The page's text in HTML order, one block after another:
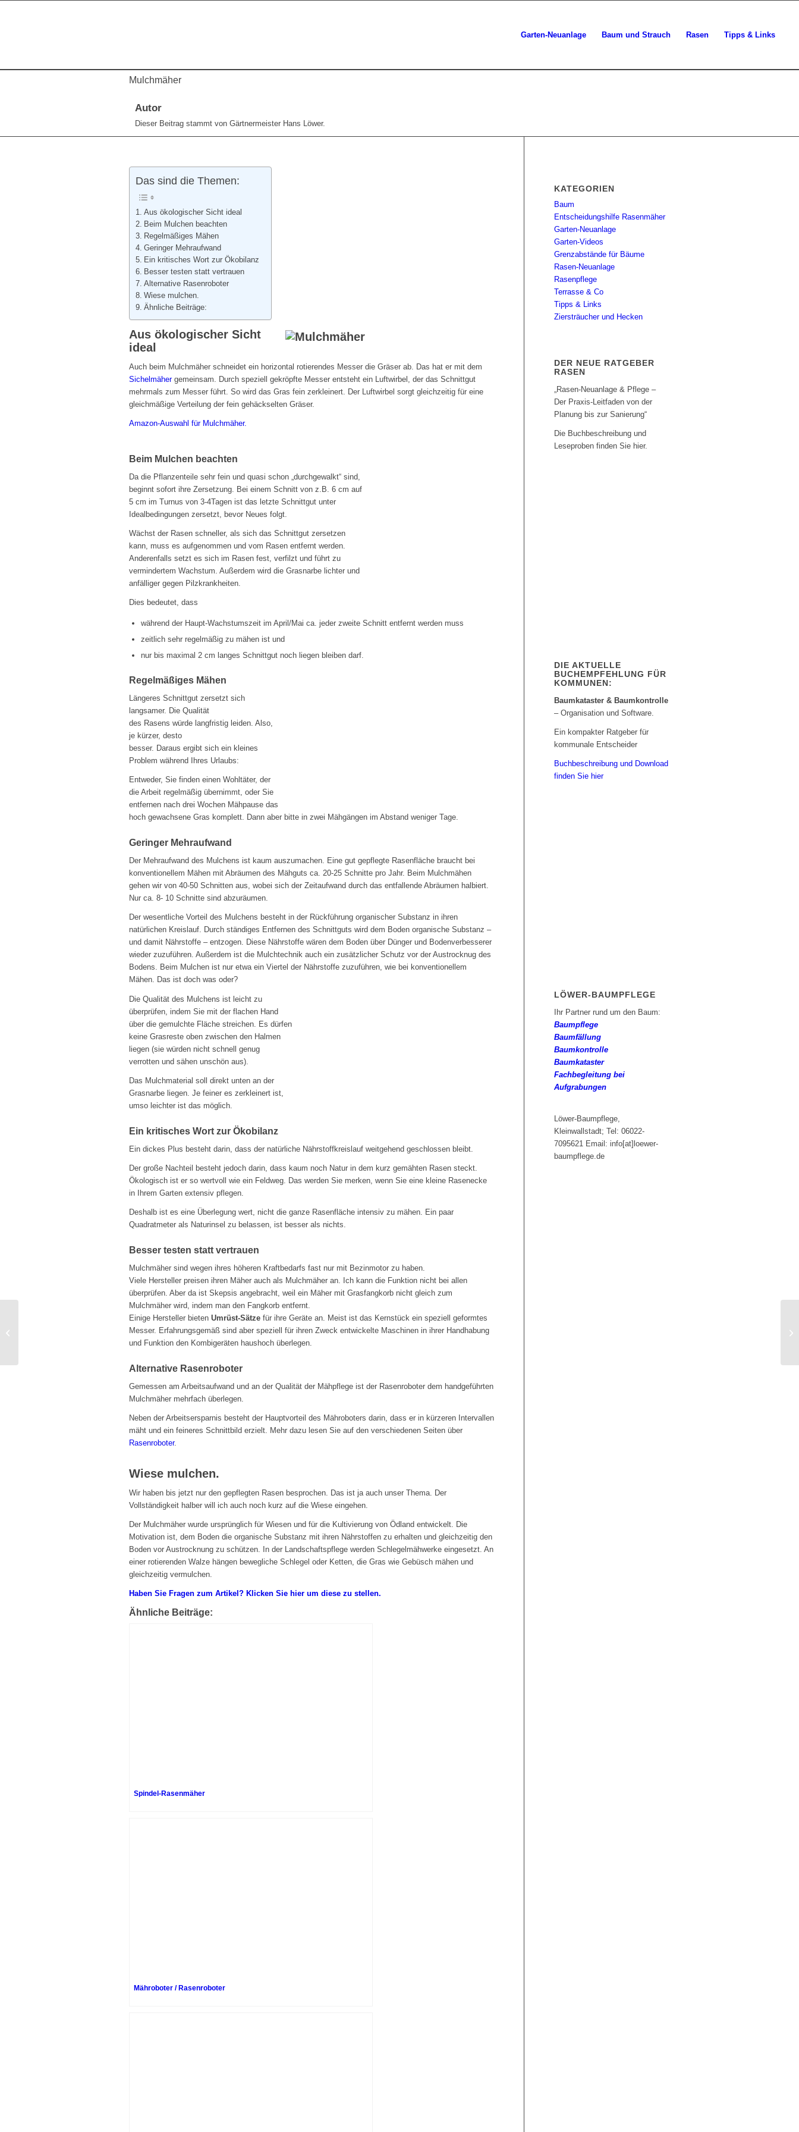
Garten-Neuanlage Baum und Strauch Rasen Tipps & Links
Mulchmäher
Autor
Dieser Beitrag stammt von Gärtnermeister Hans Löwer.
Das sind die Themen:
Aus ökologischer Sicht ideal
Beim Mulchen beachten
Regelmäßiges Mähen
Geringer Mehraufwand
Ein kritisches Wort zur Ökobilanz
Besser testen statt vertrauen
Alternative Rasenroboter
Wiese mulchen.
Ähnliche Beiträge:
Aus ökologischer Sicht
ideal
Auch beim Mulchmäher schneidet ein horizontal rotierendes Messer die Gräser ab. Das hat er mit dem
Sichelmähergemeinsam. Durch speziell gekröpfte Messer entsteht ein Luftwirbel, der das Schnittgut
mehrmals zum Messer führt. So wird das Gras fein zerkleinert. Der Luftwirbel sorgt gleichzeitig für eine
gleichmäßige Verteilung der fein gehäckselten Gräser.
Amazon-Auswahl für Mulchmäher.
Beim Mulchen beachten
Da die Pflanzenteile sehr fein und quasi schon „durchgewalkt“ sind,
beginnt sofort ihre Zersetzung. Bei einem Schnitt von z.B. 6 cm auf
5 cm im Turnus von 3-4Tagen ist das letzte Schnittgut unter
Idealbedingungen zersetzt, bevor Neues folgt.
Wächst der Rasen schneller, als sich das Schnittgut zersetzen
kann, muss es aufgenommen und vom Rasen entfernt werden.
Anderenfalls setzt es sich im Rasen fest, verfilzt und führt zu
vermindertem Wachstum. Außerdem wird die Grasnarbe lichter und
anfälliger gegen Pilzkrankheiten.
Dies bedeutet, dass
während der Haupt-Wachstumszeit im April/Mai ca. jeder zweite Schnitt entfernt werden muss
zeitlich sehr regelmäßig zu mähen ist und
nur bis maximal 2 cm langes Schnittgut noch liegen bleiben darf.
Regelmäßiges Mähen
Längeres Schnittgut zersetzt sich
langsamer. Die Qualität
des Rasens würde langfristig leiden. Also,
je kürzer, desto
besser. Daraus ergibt sich ein kleines
Problem während Ihres Urlaubs:
Entweder, Sie finden einen Wohltäter, der
die Arbeit regelmäßig übernimmt, oder Sie
entfernen nach drei Wochen Mähpause das
hoch gewachsene Gras komplett. Dann aber bitte in zwei Mähgängen im Abstand weniger Tage.
Geringer Mehraufwand
Der Mehraufwand des Mulchens ist kaum auszumachen. Eine gut gepflegte Rasenfläche braucht bei
konventionel­lem Mähen mit Abräumen des Mähguts ca. 20-25 Schnitte pro Jahr. Beim Mulchmähen
gehen wir von 40-50 Schnit­ten aus, wobei sich der Zeitaufwand durch das entfallende Abräumen halbiert.
Nur ca. 8- 10 Schnitte sind abzuräumen.
Der wesentliche Vorteil des Mulchens besteht in der Rückführung organischer Substanz in ihren
natürlichen Kreislauf. Durch ständiges Entfernen des Schnittguts wird dem Boden organische Substanz –
und damit Nährstoffe – entzogen. Diese Nährstoffe wären dem Boden über Dünger und Bo­denverbesserer
wieder zuzuführen. Außerdem ist die Mulchtechnik auch ein zusätzlicher Schutz vor der Austrocknug des
Bodens. Beim Mulchen ist nur etwa ein Viertel der Nährstoffe zuzu­führen, wie bei konventionellem
Mähen. Das ist doch was oder?
Die Qualität des Mulchens ist leicht zu
überprüfen, indem Sie mit der flachen Hand
über die gemulchte Fläche streichen. Es dürfen
keine Grasreste oben zwischen den Halmen
liegen (sie würden nicht schnell genug
verrotten und sähen unschön aus).
Das Mulchmaterial soll direkt unten an der
Grasnarbe liegen. Je feiner es zerkleinert ist,
umso leichter ist das möglich.
Ein kritisches Wort zur Ökobilanz
Ein dickes Plus besteht darin, dass der natürliche Nährstoffkreislauf weitgehend geschlossen bleibt.
Der große Nachteil besteht jedoch darin, dass kaum noch Natur in dem kurz gemähten Rasen steckt.
Ökologisch ist er so wertvoll wie ein Feldweg. Das werden Sie merken, wenn Sie eine kleine Rasenecke
in Ihrem Garten extensiv pflegen.
Deshalb ist es eine Überlegung wert, nicht die ganze Rasenfläche intensiv zu mähen. Ein paar
Quadratmeter als Naturinsel zu belassen, ist besser als nichts.
Besser testen statt vertrauen
Mulchmäher sind wegen ihres höheren Kraftbedarfs fast nur mit Bezinmotor zu haben.
Viele Hersteller preisen ihren Mäher auch als Mulchmäher an. Ich kann die Funktion nicht bei allen
überprüfen. Aber da ist Skepsis angebracht, weil ein Mäher mit Grasfangkorb nicht gleich zum
Mulchmäher wird, indem man den Fangkorb entfernt.
Einige Hersteller bieten Umrüst-Sätze für ihre Geräte an. Meist ist das Kernstück ein spe­ziell geformtes
Messer. Erfahrungsgemäß sind aber speziell für ihren Zweck entwickelte Maschinen in ihrer Handhabung
und Funktion den Kombigeräten haushoch überlegen.
Alternative Rasenroboter
Gemessen am Arbeitsaufwand und an der Qualität der Mähpflege ist der Rasenroboter dem handgeführten
Mulchmäher mehrfach überlegen.
Neben der Arbeitsersparnis besteht der Hauptvorteil des Mähroboters darin, dass er in kürzeren Intervallen
mäht und ein feineres Schnittbild erzielt. Mehr dazu lesen Sie auf den verschiedenen Seiten über
Rasenroboter.
Wiese mulchen.
Wir haben bis jetzt nur den gepflegten Rasen besprochen. Das ist ja auch unser Thema. Der
Vollständigkeit halber will ich auch noch kurz auf die Wiese einge­hen.
Der Mulchmäher wurde ursprünglich für Wiesen und für die Kultivierung von Ödland entwickelt. Die
Motivation ist, dem Boden die organische Substanz mit ihren Nährstoffen zu erhalten und gleichzeitig den
Boden vor Austrocknung zu schützen. In der Landschaftspflege werden Schlegelmähwerke eingesetzt. An
einer rotierenden Walze hängen bewegliche Schlegel oder Ketten, die Gras wie Gebüsch mähen und
gleichzeitig vermulchen.
Haben Sie Fragen zum Artikel? Klicken Sie hier um diese zu stellen.
Ähnliche Beiträge:
Spindel-Rasenmäher
Mähroboter / Rasenroboter
KATEGORIEN
Baum
Entscheidungshilfe Rasenmäher
Garten-Neuanlage
Garten-Videos
Grenzabstände für Bäume
Rasen-Neuanlage
Rasenpflege
Terrasse & Co
Tipps & Links
Ziersträucher und Hecken
DER NEUE RATGEBER
RASEN
„Rasen-Neuanlage & Pflege –
Der Praxis-Leitfaden von der
Planung bis zur Sanierung“
Die Buchbeschreibung und
Leseproben finden Sie hier.
DIE AKTUELLE
BUCHEMPFEHLUNG FÜR
KOMMUNEN:
Baumkataster & Baumkontrolle
– Organisation und Software.
Ein kompakter Ratgeber für
kommunale Entscheider
Buchbeschreibung und Download
finden Sie hier
LÖWER-BAUMPFLEGE
Ihr Partner rund um den Baum:
Baumpflege
Baumfällung
Baumkontrolle
Baumkataster
Fachbegleitung bei
Aufgrabungen
Löwer-Baumpflege,
Kleinwallstadt; Tel: 06022-
7095621 Email: info[at]loewer-
baumpflege.de